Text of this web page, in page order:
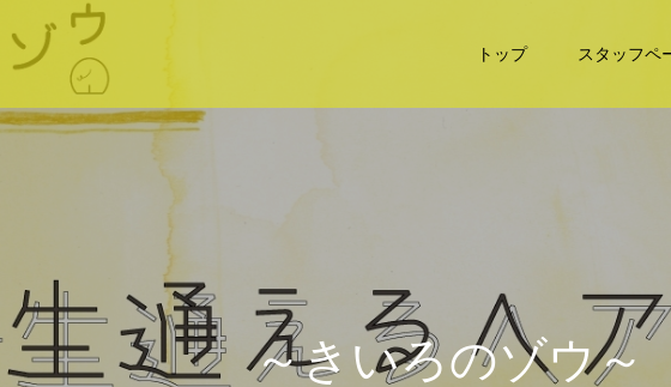
トップ スタッフペ
～き いろのゾウ～